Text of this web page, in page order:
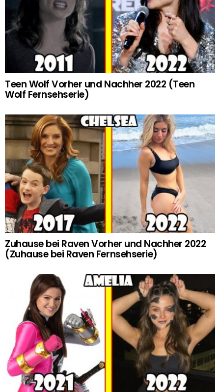
Teen Wolf Vorher und Nachher 2022 (Teen
Wolf Fernsehserie)
Zuhause bei Raven Vorher und Nachher 2022
(Zuhause bei Raven Fernsehserie)